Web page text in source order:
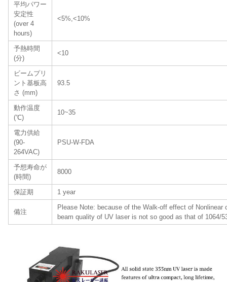
平均パワー
安定性
(over 4
hours)
<5%,<10%
予熱時間
(分)
<10
ビームプリ
ント基板高
さ (mm)
93.5
動作温度
(℃)
10~35
電力供給
(90-
264VAC)
PSU-W-FDA
予想寿命が
(時間)
8000
保証期 1 year
備注
Please Note: because of the Walk-off effect of Nonlinear
beam quality of UV laser is not so good as that of 1064/